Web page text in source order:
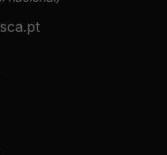
o
site.
que